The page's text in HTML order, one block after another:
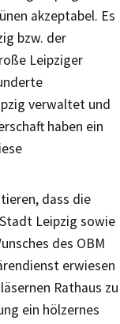
akzeptabel. Es
bzw. der
Leipziger
verwaltet und
haben ein
dass die
Leipzig sowie
des OBM
erwiesen
Rathaus zu
ein hölzernes